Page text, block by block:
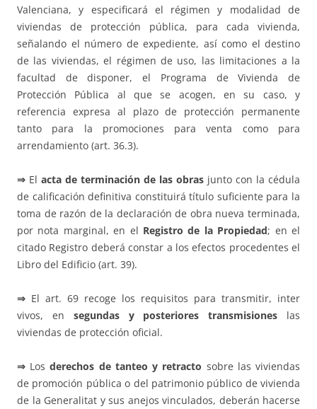
Valenciana, y especificará el régimen y modalidad de
viviendas de protección pública, para cada vivienda,
señalando el número de expediente, así como el destino
de las viviendas, el régimen de uso, las limitaciones a la
facultad de disponer, el Programa de Vivienda de
Protección Pública al que se acogen, en su caso, y
referencia expresa al plazo de protección permanente
tanto para la promociones para venta como para
arrendamiento (art. 36.3).
⇒ El acta de terminación de las obras junto con la cédula
de calificación definitiva constituirá título suficiente para la
toma de razón de la declaración de obra nueva terminada,
por nota marginal, en el Registro de la Propiedad; en el
citado Registro deberá constar a los efectos procedentes el
Libro del Edificio (art. 39).
⇒ El art. 69 recoge los requisitos para transmitir, inter
vivos, en segundas y posteriores transmisiones las
viviendas de protección oficial.
⇒ Losderechos de tanteo y retracto sobre las viviendas
de promoción pública o del patrimonio público de vivienda
de la Generalitat y sus anejos vinculados, deberán hacerse